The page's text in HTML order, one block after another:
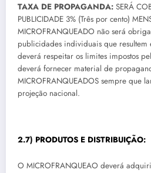
TAXA DE PROPAGANDA: SERÁ
PUBLICIDADE 3% (Três por cento)
MICROFRANQUEADO não será
publicidades individuais que resultem
deverá respeitar os limites impostos
deverá fornecer material de
MICROFRANQUEADOS sempre que
projeção nacional.
2.7) PRODUTOS E DISTRIBUIÇÃO:
O MICROFRANQUEAO deverá